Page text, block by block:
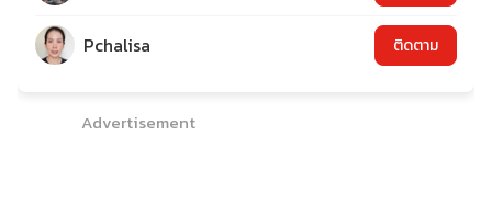
Pchalisa ติดตาม
Advertisement